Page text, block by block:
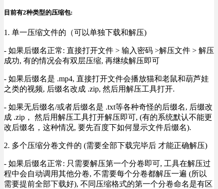
目前有2种类型的压缩包:
1. 单一压缩文件的（可以单独下载和解压)
- 如果后缀名正常: 直接打开文件 > 输入密码 >解压文件 > 解压
成功, 有的情况会有双层压缩, 再继续解压即可
- 如果后缀名是 .mp4, 直接打开文件会播放猫和老鼠和葫芦娃
之类的视频, 后缀名改成 .zip, 然后用解压工具打开.
- 如果无后缀名/或者后缀名是 .txt等各种奇怪的后缀名, 后缀改
成 .zip， 然后用解压工具打开解压即可, (有的系统默认不能更
改后缀名，这种情况, 要先百度下如何显示文件后缀名).
2. 多个压缩分卷文件的 (需要全部下载完毕后 才能正确解压)
- 如果后缀名正常: 只需要解压第一个分卷即可, 工具在解压过
程中会自动调用其他分卷, 不需要每个分卷都解压一遍 (所以
需要提前全部下载好), 不同压缩格式的第一个分卷命名是有区